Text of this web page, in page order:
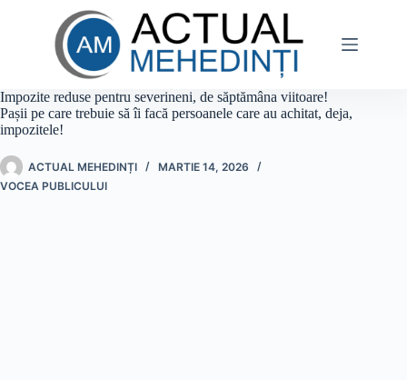
Impozite reduse pentru severineni, de săptămâna viitoare!
Pașii pe care trebuie să îi facă persoanele care au achitat, deja,
impozitele!
ACTUAL MEHEDINȚI
MARTIE 14, 2026
VOCEA PUBLICULUI